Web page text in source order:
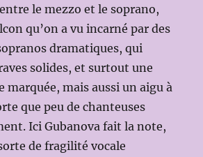
le mezzo et le soprano,
qu’on a vu incarné par des
dramatiques, qui
solides, et surtout une
marquée, mais aussi un aigu à
que peu de chanteuses
Ici Gubanova fait la note,
de fragilité vocale